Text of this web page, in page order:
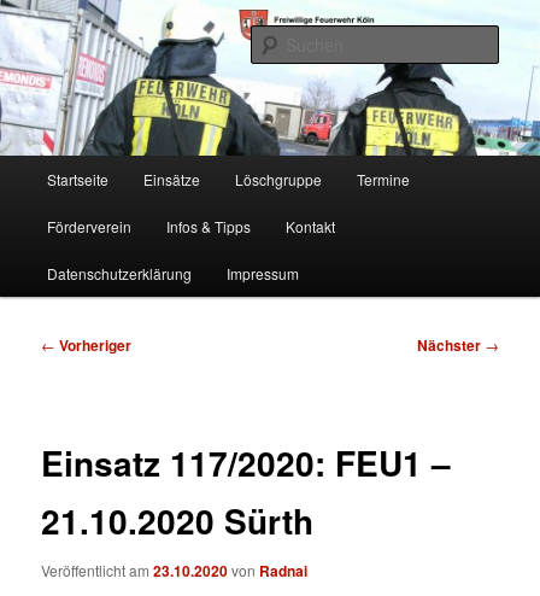
Zum
primären
Inhalt
springenFF Köln, LG RD
Freiwillige Feuerwehr Köln, Löschgruppe Rodenkirchen
Startseite Einsätze Löschgruppe Termine
Förderverein Infos & Tipps Kontakt
Datenschutzerklärung Impressum
Beitragsnavigation
← Vorheriger Nächster →
Einsatz 117/2020: FEU1 –
21.10.2020 Sürth
Veröffentlicht am23.10.2020von Radnai